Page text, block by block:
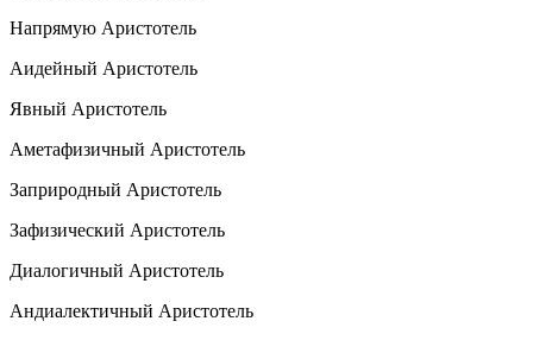
Напрямую Аристотель
Аидейный Аристотель
Явный Аристотель
Аметафизичный Аристотель
Заприродный Аристотель
Зафизический Аристотель
Диалогичный Аристотель
Андиалектичный Аристотель